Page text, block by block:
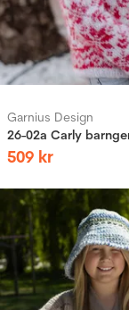
Garnius Design
509 kr